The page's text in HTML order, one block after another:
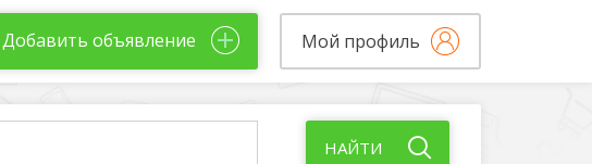
Добавить объявление Мой профиль
НАЙТИ